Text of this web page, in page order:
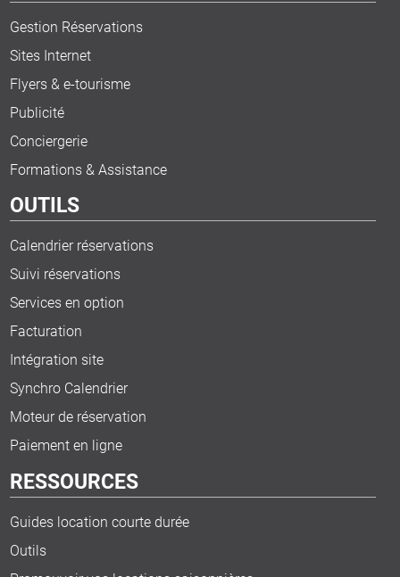
Gestion Réservations
Sites Internet
Flyers & e-tourisme
Publicité
Conciergerie
Formations & Assistance
OUTILS
Calendrier réservations
Suivi réservations
Services en option
Facturation
Intégration site
Synchro Calendrier
Moteur de réservation
Paiement en ligne
RESSOURCES
Guides location courte durée
Outils